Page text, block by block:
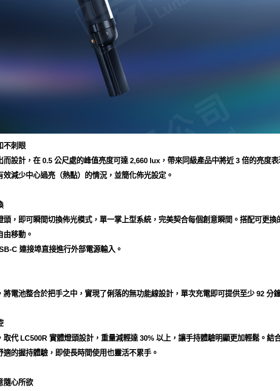
不刺眼
而設計，在 0.5 公尺處的峰值亮度可達 2,660 lux，帶來同級產品中將近 3 倍的亮度
減少中心過亮（熱點）的情況，並簡化佈光設定。
頭，即可瞬間切換佈光模式，單一掌上型系統，完美契合每個創意瞬間。搭配可更換
由移動。
C 連接埠直接進行外部電源輸入。
電池整合於把手之中，實現了俐落的無功能線設計，單次充電即可提供至少 92 分
取代 LC500R 實體燈頭設計，重量減輕達 30% 以上，讓手持體驗明顯更加輕鬆。結
適的握持體驗，即使長時間使用也靈活不累手。
隨心所欲